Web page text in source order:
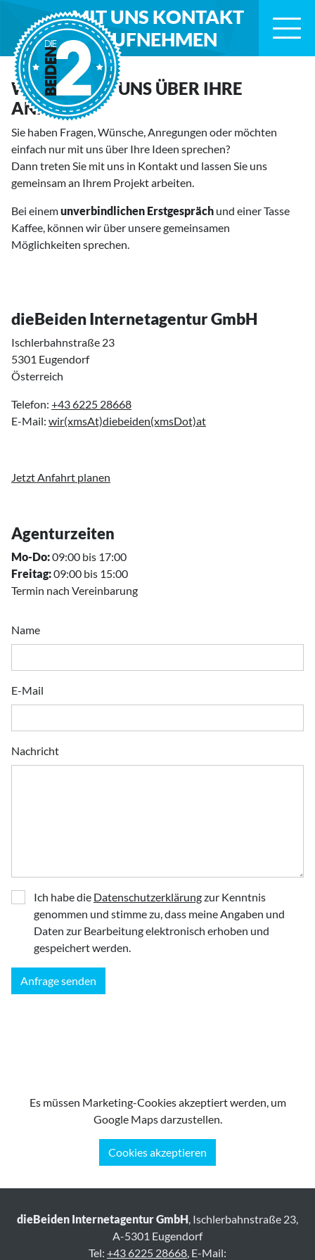
Zum Inhaltsbereich
Zum SeitenendeMIT UNS KONTAKT
AUFNEHMEN
WIR FREUEN UNS ÜBER IHRE
ANFRAGE
Sie haben Fragen, Wünsche, Anregungen oder möchten
einfach nur mit uns über Ihre Ideen sprechen?
Dann treten Sie mit uns in Kontakt und lassen Sie uns
gemeinsam an Ihrem Projekt arbeiten.
Bei einemunverbindlichen Erstgespräch und einer Tasse
Kaffee, können wir über unsere gemeinsamen
Möglichkeiten sprechen.
dieBeiden Internetagentur GmbH
Ischlerbahnstraße 23
5301 Eugendorf
Österreich
Telefon: +43 6225 28668
E-Mail: wir(xmsAt)diebeiden(xmsDot)at
Jetzt Anfahrt planen
Agenturzeiten
Mo-Do:09:00 bis 17:00
Freitag:09:00 bis 15:00
Termin nach Vereinbarung
Name
E-Mail
Nachricht
Ich habe die Datenschutzerklärungzur Kenntnis
genommen und stimme zu, dass meine Angaben und
Daten zur Bearbeitung elektronisch erhoben und
gespeichert werden.
Anfrage senden
Es müssen Marketing-Cookies akzeptiert werden, um
Google Maps darzustellen.
Cookies akzeptieren
dieBeiden Internetagentur GmbH, Ischlerbahnstraße 23,
A-5301 Eugendorf
Tel: +43 6225 28668, E-Mail: